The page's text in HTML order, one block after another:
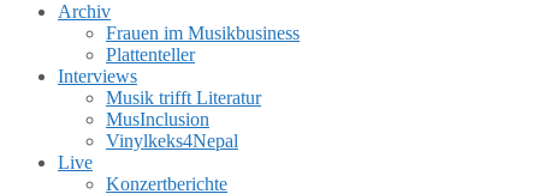
Archiv
Frauen im Musikbusiness
Plattenteller
Interviews
Musik trifft Literatur
MusInclusion
Vinylkeks4Nepal
Live
Konzertberichte